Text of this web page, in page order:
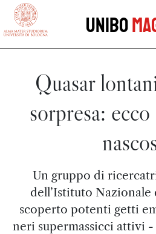
vai al contenuto della pagina
Unibo
Quasar
sorpresa:
Un gruppo di
dell’Istituto Nazionale
scoperto potenti getti
neri supermassicci attivi